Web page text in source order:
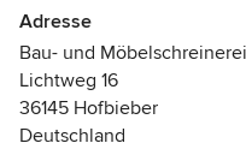
an technischer wie auch
übernahm Alexander
Leitung der Firma. Nur
Produktionsflächen
Maschinenpark
Adresse
Bau- und
Lichtweg 16
36145 Hofbieber
Deutschland